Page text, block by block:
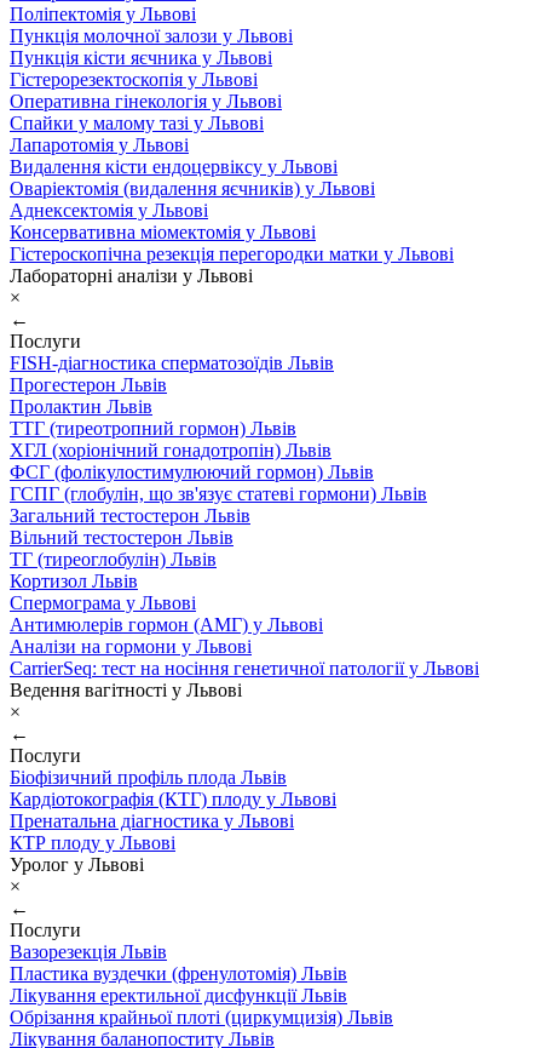
Поліпектомія у Львові
Пункція молочної залози у Львові
Пункція кісти яєчника у Львові
Гістерорезектоскопія у Львові
Оперативна гінекологія у Львові
Спайки у малому тазі у Львові
Лапаротомія у Львові
Видалення кісти ендоцервіксу у Львові
Оваріектомія (видалення яєчників) у Львові
Аднексектомія у Львові
Консервативна міомектомія у Львові
Гістероскопічна резекція перегородки матки у Львові
Лабораторні аналізи у Львові
×
←
Послуги
FISH-діагностика сперматозоїдів Львів
Прогестерон Львів
Пролактин Львів
ТТГ (тиреотропний гормон) Львів
ХГЛ (хоріонічний гонадотропін) Львів
ФСГ (фолікулостимулюючий гормон) Львів
ГСПГ (глобулін, що зв'язує статеві гормони) Львів
Загальний тестостерон Львів
Вільний тестостерон Львів
ТГ (тиреоглобулін) Львів
Кортизол Львів
Спермограма у Львові
Антимюлерів гормон (АМГ) у Львові
Аналізи на гормони у Львові
CarrierSeq: тест на носіння генетичної патології у Львові
Ведення вагітності у Львові
×
←
Послуги
Біофізичний профіль плода Львів
Кардіотокографія (КТГ) плоду у Львові
Пренатальна діагностика у Львові
КТР плоду у Львові
Уролог у Львові
×
←
Послуги
Вазорезекція Львів
Пластика вуздечки (френулотомія) Львів
Лікування еректильної дисфункції Львів
Обрізання крайньої плоті (циркумцизія) Львів
Лікування баланопоститу Львів